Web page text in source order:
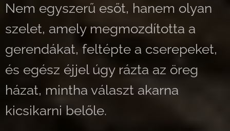
Nem egyszerű esőt, hanem olyan
szelet, amely megmozdította a
gerendákat, feltépte a cserepeket,
és egész éjjel úgy rázta az öreg
házat, mintha választ akarna
kicsikarni belőle.